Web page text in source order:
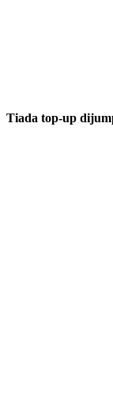
Tiada top-up